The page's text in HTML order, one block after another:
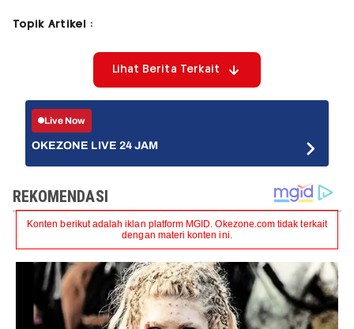
Topik Artikel :
Lihat Berita Terkait
Live Now
OKEZONE LIVE 24 JAM